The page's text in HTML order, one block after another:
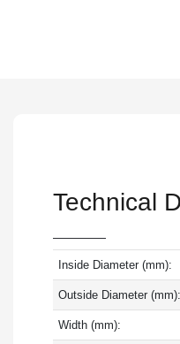
Technical
Inside Diameter (mm):
Outside Diameter (mm):
Width (mm):